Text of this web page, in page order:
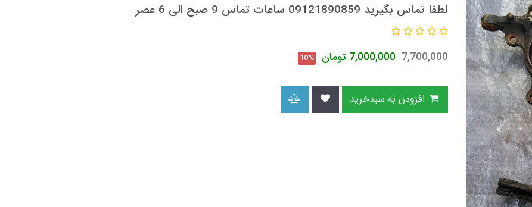
لطفا تماس بگیرید 09121890859 ساعات تماس 9 صبح الی 6 عصر
7,700,000
7,000,000 تومان 10%